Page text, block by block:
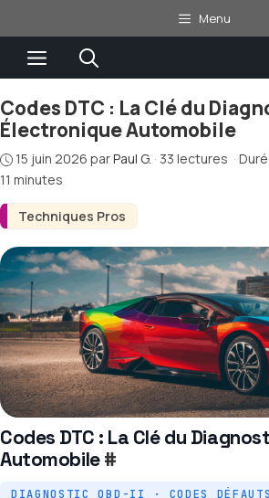
au
contenu
Menu
Menu
Techniques Pros
Codes DTC : La Clé du
Électronique Automobile
15 juin 2026 parPaul G. · 33 lectures ·
11 minutes
Codes DTC : La Clé du
Automobile#
DIAGNOSTIC OBD-II · CODES DÉFAUTS